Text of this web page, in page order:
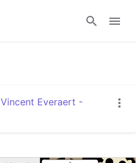
Vincent Everaert -